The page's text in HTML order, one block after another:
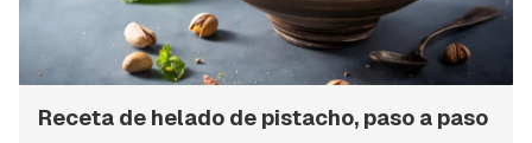
Receta de helado de pistacho, paso a paso